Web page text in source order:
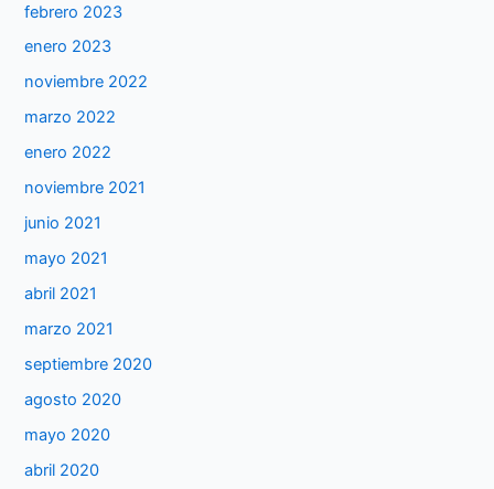
febrero 2023
enero 2023
noviembre 2022
marzo 2022
enero 2022
noviembre 2021
junio 2021
mayo 2021
abril 2021
marzo 2021
septiembre 2020
agosto 2020
mayo 2020
abril 2020